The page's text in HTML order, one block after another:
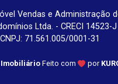
Vendas e Administração
Ltda. - CRECI 14523-J
CNPJ: 71.561.005/0001-31
Imobiliário Feito com por